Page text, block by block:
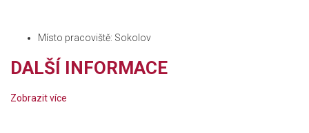
Místo pracoviště: Sokolov
DALŠÍ INFORMACE
Zobrazit více